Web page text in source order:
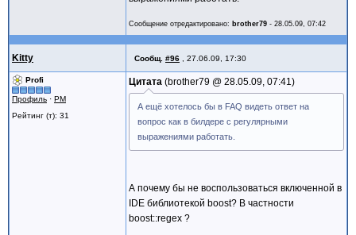
Сообщение отредактировано: brother79 - 28.05.09, 07:42
Kitty Сообщ. #96 27.06.09, 17:30
Profi
Профиль · PM
Рейтинг (т): 31
Цитата brother79 @ 28.05.09, 07:41
А ещё хотелось бы в FAQ видеть ответ на
вопрос как в билдере с регулярными
выражениями работать.
А почему бы не воспользоваться включенной в
IDE библиотекой boost? В частности
boost::regex ?